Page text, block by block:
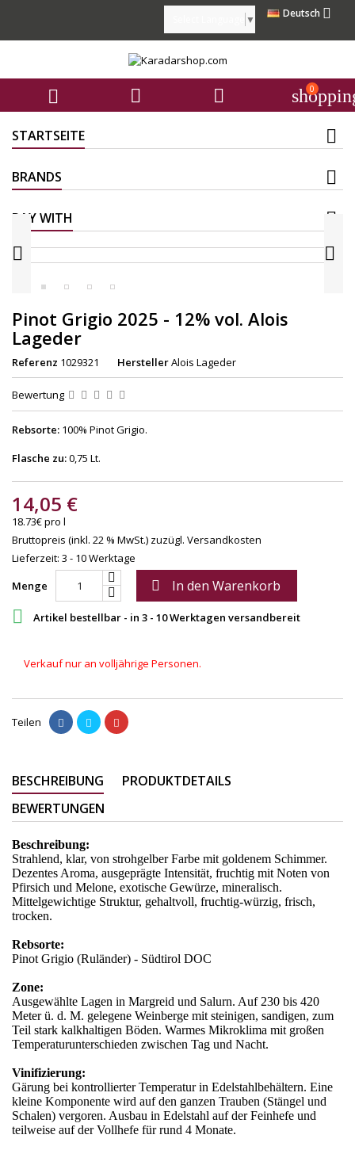
Deutsch 
▼
   0
STARTSEITE
BRANDS
PAY WITH
 
Pinot Grigio 2025 - 12% vol. Alois
Lageder
Referenz 1029321 HerstellerAlois Lageder
Bewertung
Rebsorte: 100% Pinot Grigio.
Flasche zu:0,75 Lt.
14,05 €
18.73€ pro l
Bruttopreis (inkl. 22 % MwSt.) zuzügl. Versandkosten
Lieferzeit: 3 - 10 Werktage
Menge
 In den Warenkorb
 Artikel bestellbar - in 3 - 10 Werktagen versandbereit
Verkauf nur an volljährige Personen.
Teilen
BESCHREIBUNG
PRODUKTDETAILS
BEWERTUNGEN
Beschreibung:
Strahlend, klar, von strohgelber Farbe mit goldenem Schimmer.
Dezentes Aroma, ausgeprägte Intensität, fruchtig mit Noten von
Pfirsich und Melone, exotische Gewürze, mineralisch.
Mittelgewichtige Struktur, gehaltvoll, fruchtig-würzig, frisch,
trocken.
Rebsorte:
Pinot Grigio (Ruländer) - Südtirol DOC
Zone:
Ausgewählte Lagen in Margreid und Salurn. Auf 230 bis 420
Meter ü. d. M. gelegene Weinberge mit steinigen, sandigen, zum
Teil stark kalkhaltigen Böden. Warmes Mikroklima mit großen
Temperaturunterschieden zwischen Tag und Nacht.
Vinifizierung:
Gärung bei kontrollierter Temperatur in Edelstahlbehältern. Eine
kleine Komponente wird auf den ganzen Trauben (Stängel und
Schalen) vergoren. Ausbau in Edelstahl auf der Feinhefe und
teilweise auf der Vollhefe für rund 4 Monate.